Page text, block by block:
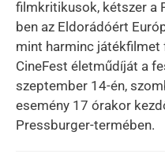
filmkritikusok, kétszer a
ben az Eldorádóért
mint harminc játékfilmet
CineFest életműdíját a
szeptember 14-én,
esemény 17 órakor
Pressburger-termében.